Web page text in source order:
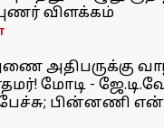
விளக்கம்
அதிபருக்கு
மோடி -
பின்னணி